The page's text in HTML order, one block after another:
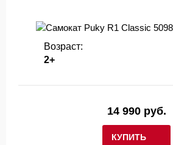
Возраст:
2+
КУПИТЬ
14 990 руб.